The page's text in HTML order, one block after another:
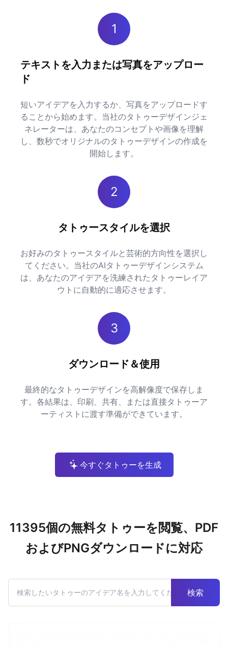
1
テキストを入力または写真をアップロー
ド
短いアイデアを入力するか、写真をアップロードす
ることから始めます。当社のタトゥーデザインジェ
ネレーターは、あなたのコンセプトや画像を理解
し、数秒でオリジナルのタトゥーデザインの作成を
開始します。
2
タトゥースタイルを選択
お好みのタトゥースタイルと芸術的方向性を選択し
てください。当社のAIタトゥーデザインシステム
は、あなたのアイデアを洗練されたタトゥーレイア
ウトに自動的に適応させます。
3
ダウンロード＆使用
最終的なタトゥーデザインを高解像度で保存しま
す。各結果は、印刷、共有、または直接タトゥーア
ーティストに渡す準備ができています。
今すぐタトゥーを生成
11395個の無料タトゥーを閲覧、PDF
およびPNGダウンロードに対応
検索